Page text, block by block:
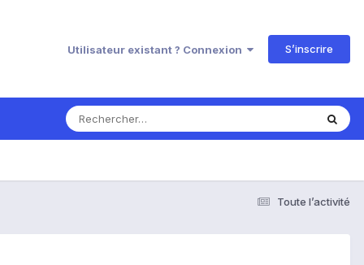
Utilisateur existant ? Connexion S’inscrire
Toute l’activité